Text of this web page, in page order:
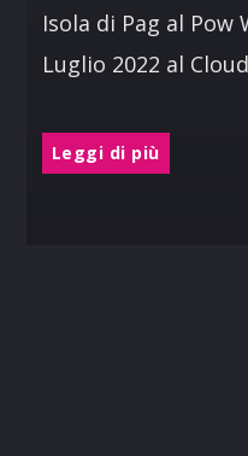
Isola di Pag al Pow
Luglio 2022 al
Leggi di più